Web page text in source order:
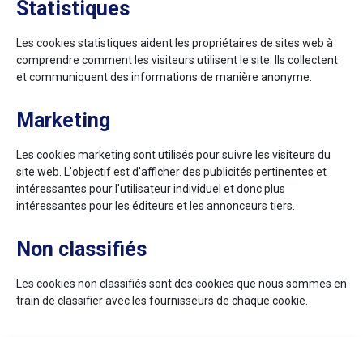
Statistiques
Les cookies statistiques aident les propriétaires de sites web à
comprendre comment les visiteurs utilisent le site. Ils collectent
et communiquent des informations de manière anonyme.
Marketing
Les cookies marketing sont utilisés pour suivre les visiteurs du
site web. L'objectif est d'afficher des publicités pertinentes et
intéressantes pour l'utilisateur individuel et donc plus
intéressantes pour les éditeurs et les annonceurs tiers.
Non classifiés
Les cookies non classifiés sont des cookies que nous sommes en
train de classifier avec les fournisseurs de chaque cookie.